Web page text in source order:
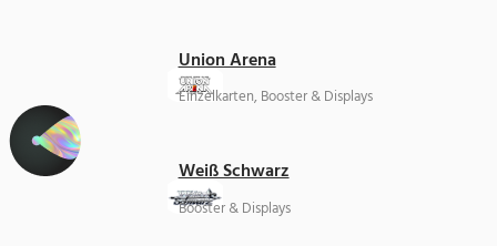
Union Arena
Einzelkarten, Booster & Displays
Weiß Schwarz
Booster & Displays